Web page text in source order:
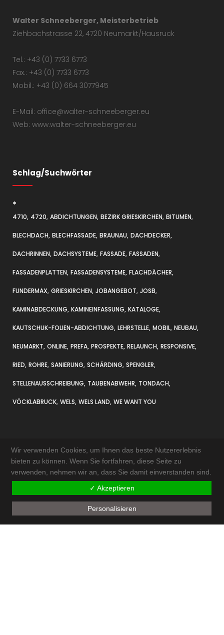
Walter Schneeberger, Meisterbetrieb
Ziehbachstrasse 22, 4720 Neumarkt/Hausruck
Tel.: +43 (0) 7733 6773
Fax.: +43 (0) 7733 6773
Mobil.: +43 (0) 664 3077945
E-Mail: office@walter-schneeberger.eu
Web: www.walter-schneeberger.eu
Schlag/Suchwörter
*
4710 4720 ABDICHTUNGEN BEZIRK GRIESKIRCHEN BITUMEN
BLECHDACH BLECHFASSADE BRAUNAU DACHDECKER
DACHRINNEN DACHSYSTEME FASSADE FASSADEN
FASSADENPLATTEN FASSADENSYSTEME FLACHDÄCHER
FUNDERMAX GRIESKIRCHEN JOBANGEBOT JOSB
KAMINABDECKUNG KAMINEINFASSUNG KATALOGE
KAUTSCHUK-FOLIEN-ABDICHTUNG LEHRSTELLE MOBIL NEUBAU
NEUMARKT ONLINE PREFA PROSPEKTE RELAUNCH RESPONSIVE
RIED ROHRE SANIERUNG SCHÄRDING SPENGLER
STELLENAUSSCHREIBUNG TAUBENABWEHR TONDACH
VÖCKLABRUCK WELS WELS LAND WE WANT YOU
KONTAKT & ANFAHRT
IMPRESSUM
AKTUELLES
Wir verwenden Cookies, um Ihnen das beste Nutzererlebnis
bieten zu können. Wenn Sie fortfahren, diese Seite zu
verwenden, nehmen wir an, dass Sie damit einverstanden sind.
✓ Akzeptieren
Personalisieren